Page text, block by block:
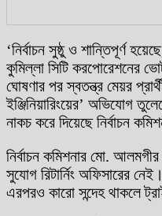
‘নির্বাচন সুষ্ঠু ও শান্তিপূর্ণ
কুমিল্লা সিটি করপোরেশনের
ঘোষণার পর স্বতন্ত্র মেয়র
ইঞ্জিনিয়ারিংয়ের’ অভিযোগ
নাকচ করে দিয়েছে নির্বাচন
নির্বাচন কমিশনার মো. আলমগীর
সুযোগ রিটার্নিং অফিসারের
এরপরও কারো সন্দেহ থাকলে